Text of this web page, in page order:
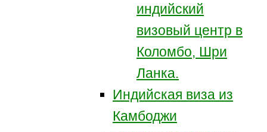
индийский
визовый центр в
Коломбо, Шри
Ланка.
Индийская виза из
Камбоджи